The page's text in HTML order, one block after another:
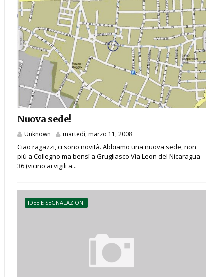
Nuova sede!
Unknown martedì, marzo 11, 2008
Ciao ragazzi, ci sono novità. Abbiamo una nuova sede, non
più a Collegno ma bensì a Grugliasco Via Leon del Nicaragua
36 (vicino ai vigili a...
IDEE E SEGNALAZIONI